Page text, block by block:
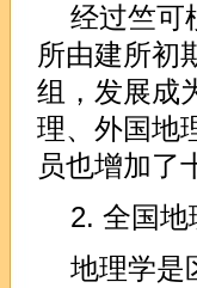
经过竺可
所由建所初
组，发展成
理、外国地
员也增加了
2. 全国
地理学是